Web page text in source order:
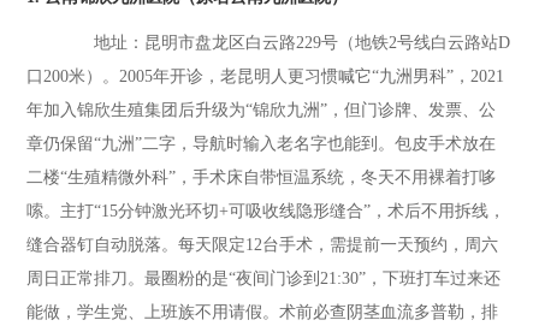
地址：昆明市盘龙区白云路229号（地铁2号线白云路站D
口200米）。2005年开诊，老昆明人更习惯喊它“九洲男科”，2021
年加入锦欣生殖集团后升级为“锦欣九洲”，但门诊牌、发票、公
章仍保留“九洲”二字，导航时输入老名字也能到。包皮手术放在
二楼“生殖精微外科”，手术床自带恒温系统，冬天不用裸着打哆
嗦。主打“15分钟激光环切+可吸收线隐形缝合”，术后不用拆线，
缝合器钉自动脱落。每天限定12台手术，需提前一天预约，周六
周日正常排刀。最圈粉的是“夜间门诊到21:30”，下班打车过来还
能做，学生党、上班族不用请假。术前必查阴茎血流多普勒，排